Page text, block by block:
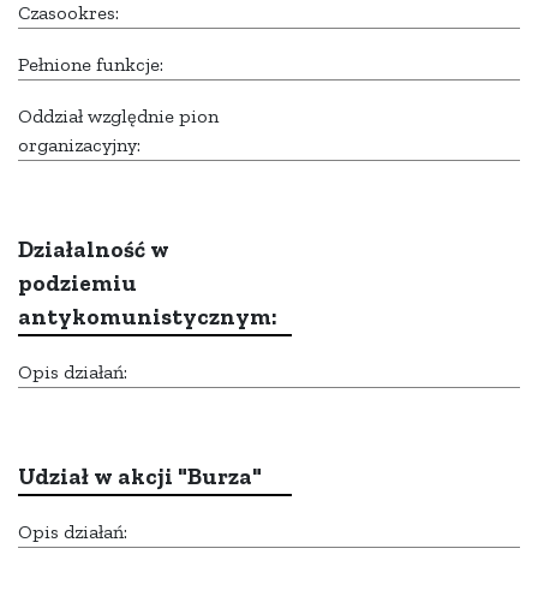
Czasookres:
Pełnione funkcje:
Oddział względnie pion
organizacyjny:
Działalność w
podziemiu
antykomunistycznym:
Opis działań:
Udział w akcji "Burza"
Opis działań: